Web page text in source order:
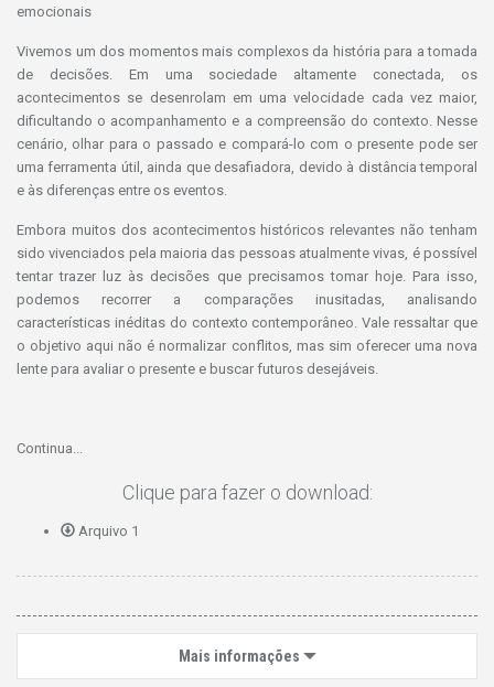
emocionais
Vivemos um dos momentos mais complexos da história para a tomada
de decisões. Em uma sociedade altamente conectada, os
acontecimentos se desenrolam em uma velocidade cada vez maior,
dificultando o acompanhamento e a compreensão do contexto. Nesse
cenário, olhar para o passado e compará-lo com o presente pode ser
uma ferramenta útil, ainda que desafiadora, devido à distância temporal
e às diferenças entre os eventos.
Embora muitos dos acontecimentos históricos relevantes não tenham
sido vivenciados pela maioria das pessoas atualmente vivas, é possível
tentar trazer luz às decisões que precisamos tomar hoje. Para isso,
podemos recorrer a comparações inusitadas, analisando
características inéditas do contexto contemporâneo. Vale ressaltar que
o objetivo aqui não é normalizar conflitos, mas sim oferecer uma nova
lente para avaliar o presente e buscar futuros desejáveis.
Continua...
Clique para fazer o download:
Arquivo 1
Mais informações